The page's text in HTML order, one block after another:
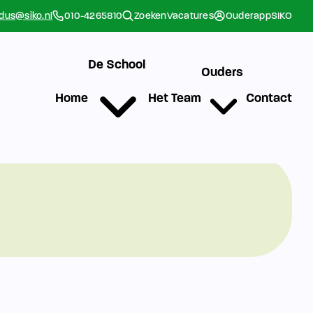
010-4265810 ZoekenVacatures OuderappSIKO
Home
De School
Het Team
Ouders
Contact